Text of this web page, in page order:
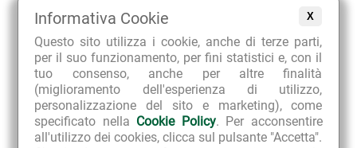
X
Informativa Cookie
Questo sito utilizza i cookie, anche di terze parti,
per il suo funzionamento, per fini statistici e, con il
tuo consenso, anche per altre finalità
(miglioramento dell'esperienza di utilizzo,
personalizzazione del sito e marketing), come
specificato nella Cookie Policy. Per acconsentire
all'utilizzo dei cookies, clicca sul pulsante "Accetta".
Adipogeno
Adsorbimento
Aerofagia
Afrodisiaco
Afta
Agalattia